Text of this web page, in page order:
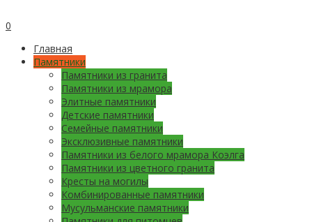
0
Главная
Памятники
Памятники из гранита
Памятники из мрамора
Элитные памятники
Детские памятники
Семейные памятники
Эксклюзивные памятники
Памятники из белого мрамора Коэлга
Памятники из цветного гранита
Кресты на могилы
Комбинированные памятники
Мусульманские памятники